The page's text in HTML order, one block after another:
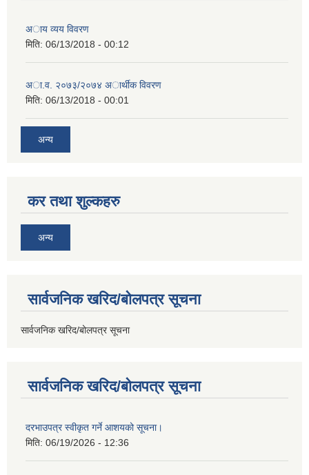
अाय व्यय विवरण
मिति: 06/13/2018 - 00:12
अा.व. २०७३/२०७४ अार्थीक विवरण
मिति: 06/13/2018 - 00:01
अन्य
कर तथा शुल्कहरु
अन्य
सार्वजनिक खरिद/बोलपत्र सूचना
सार्वजनिक खरिद/बोलपत्र सूचना
सार्वजनिक खरिद/बोलपत्र सूचना
दरभाउपत्र स्वीकृत गर्ने आशयको सूचना।
मिति: 06/19/2026 - 12:36